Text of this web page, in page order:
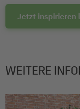
Jetzt inspirieren
WEITERE